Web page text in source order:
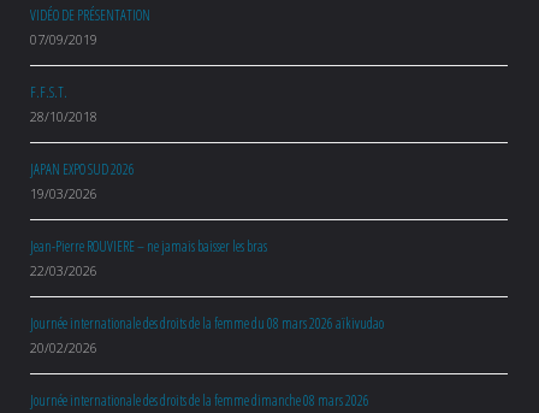
VIDÉO DE PRÉSENTATION
07/09/2019
F.F.S.T.
28/10/2018
JAPAN EXPO SUD 2026
19/03/2026
Jean-Pierre ROUVIERE – ne jamais baisser les bras
22/03/2026
Journée internationale des droits de la femme du 08 mars 2026 aïkivudao
20/02/2026
Journée internationale des droits de la femme dimanche 08 mars 2026